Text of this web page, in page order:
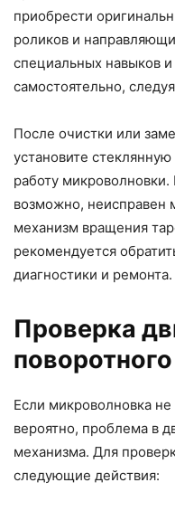
приобрести
роликов и
специальных навыков
самостоятельно,
После очистки или
установите
работу
возможно, неисправен
механизм вращения
рекомендуется
диагностики и ремонта.
Проверка
Если микроволновка не
вероятно, проблема в
механизма. Для
следующие действия: